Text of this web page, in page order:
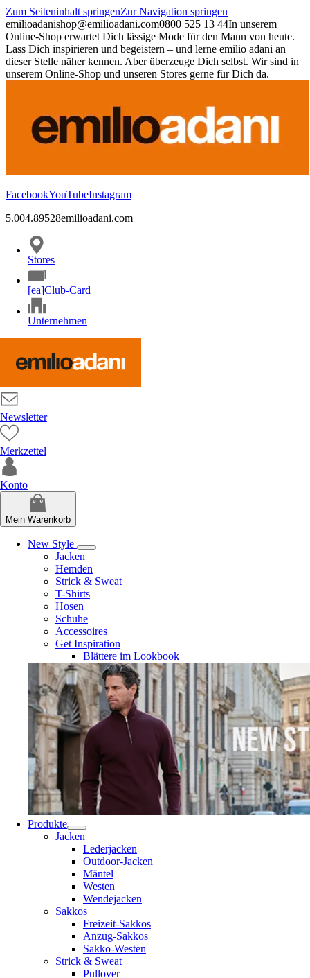
Zum Seiteninhalt springenZur Navigation springen
emilioadanishop@emilioadani.com0800 525 13 44In unserem
Online-Shop erwartet Dich lässige Mode für den Mann von heute.
Lass Dich inspirieren und begeistern – und lerne emilio adani an
dieser Stelle näher kennen. Aber überzeuge Dich selbst. Wir sind in
unserem Online-Shop und unseren Stores gerne für Dich da.
FacebookYouTubeInstagram
5.004.89528emilioadani.com
Stores
[ea]Club-Card
Unternehmen
Newsletter
Merkzettel
Konto
Mein Warenkorb
New Style
Jacken
Hemden
Strick & Sweat
T-Shirts
Hosen
Schuhe
Accessoires
Get Inspiration
Blättere im Lookbook
Produkte
Jacken
Lederjacken
Outdoor-Jacken
Mäntel
Westen
Wendejacken
Sakkos
Freizeit-Sakkos
Anzug-Sakkos
Sakko-Westen
Strick & Sweat
Pullover